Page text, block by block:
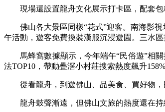
現場還設置龍舟文化展示打卡區，配套包
佛山各大景區同樣“花式”迎客。南海影視
午活動，遊客免費換裝漢服沉浸遊園。三水
馬蜂窩數據顯示，今年端午“民俗遊”相關
法TOP10，帶動疊滘小村莊搜索熱度飆升
從看龍舟，到遊佛山、品美食、買好物，
龍舟鼓聲漸遠，但佛山文旅的熱度還在持